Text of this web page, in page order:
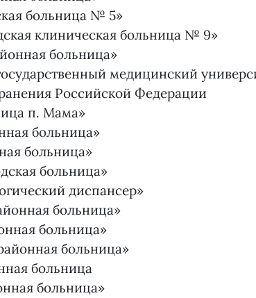
больница № 5»
клиническая больница № 9»
больница»
медицинский
Российской Федерации
п. Мама»
больница»
больница»
больница»
диспансер»
больница»
больница»
больница»
больница
больница»